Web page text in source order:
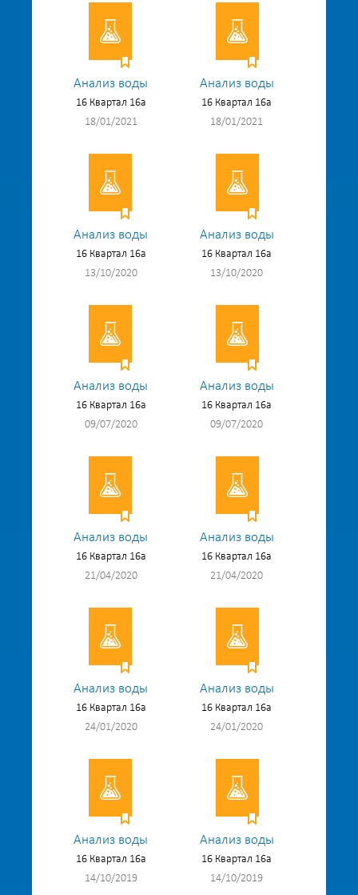
Анализ воды
16 Квартал 16а
18/01/2021
Анализ воды
16 Квартал 16а
18/01/2021
Анализ воды
16 Квартал 16а
13/10/2020
Анализ воды
16 Квартал 16а
13/10/2020
Анализ воды
16 Квартал 16а
09/07/2020
Анализ воды
16 Квартал 16а
09/07/2020
Анализ воды
16 Квартал 16а
21/04/2020
Анализ воды
16 Квартал 16а
21/04/2020
Анализ воды
16 Квартал 16а
24/01/2020
Анализ воды
16 Квартал 16а
24/01/2020
Анализ воды
16 Квартал 16а
14/10/2019
Анализ воды
16 Квартал 16а
14/10/2019